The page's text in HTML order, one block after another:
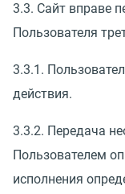
3.3. Сайт вправе
Пользователя
3.3.1.
действия.
3.3.2. Передача
Пользователем
исполнения